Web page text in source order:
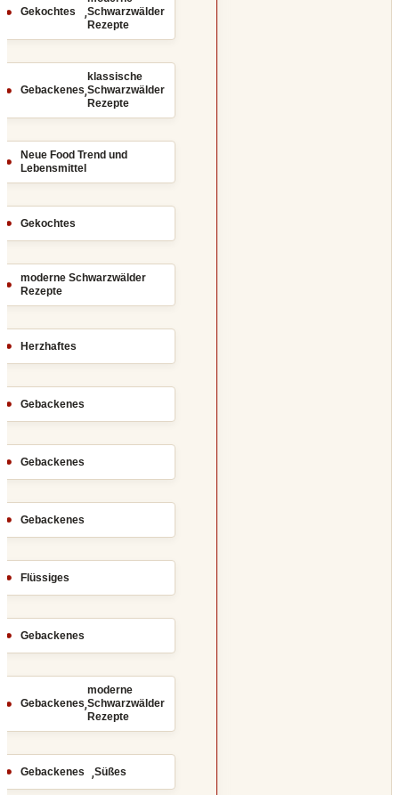
Gekochtes ,Schwarzwälder
Rezepte
Gebackenes,
klassische
Schwarzwälder
Rezepte
Neue Food Trend und
Lebensmittel
Gekochtes
moderne Schwarzwälder
Rezepte
Herzhaftes
Gebackenes
Gebackenes
Gebackenes
Flüssiges
Gebackenes
Gebackenes,
moderne
Schwarzwälder
Rezepte
Gebackenes ,Süßes